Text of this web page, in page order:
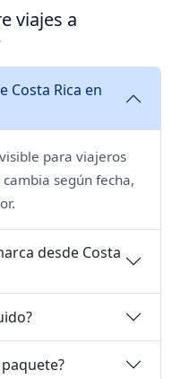
viajes a
Costa Rica en
para viajeros
según fecha,
desde Costa